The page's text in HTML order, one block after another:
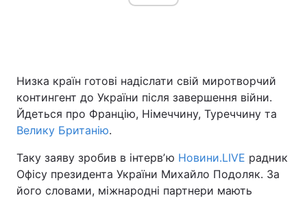
Україна Політика
Економіка
Спорт Наука
Техно і зв'язок Лайт
Низка країн готові надіслати свій миротворчий
контингент до України після завершення війни.
Йдеться про Францію, Німеччину, Туреччину та
Велику Британію.
Таку заяву зробив в інтервʼю Новини.LIVE радник
Офісу президента України Михайло Подоляк. За
його словами, міжнародні партнери мають